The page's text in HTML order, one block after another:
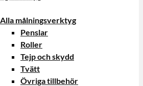
Alla målningsverktyg
Penslar
Roller
Tejp och skydd
Tvätt
Övriga tillbehör